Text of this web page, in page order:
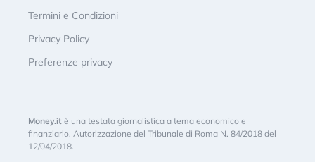
Termini e Condizioni
Privacy Policy
Preferenze privacy
Money.it è una testata giornalistica a tema economico e
finanziario. Autorizzazione del Tribunale di Roma N. 84/2018 del
12/04/2018.